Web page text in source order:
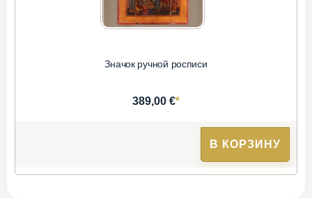
Значок ручной росписи
389,00 €*
В КОРЗИНУ